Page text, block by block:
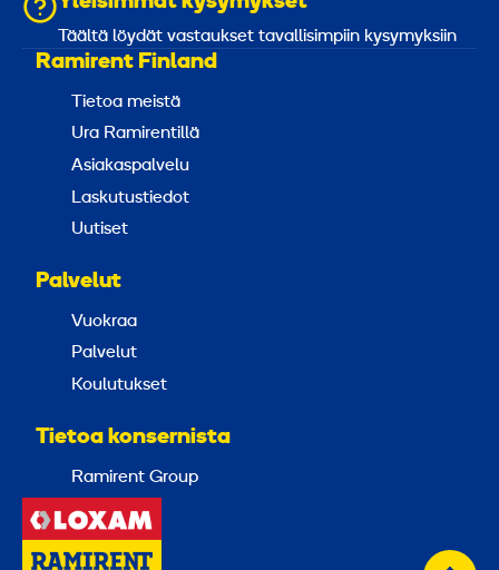
Täältä löydät vastaukset tavallisimpiin kysymyksiin
Ramirent Finland
Tietoa meistä
Ura Ramirentillä
Asiakaspalvelu
Laskutustiedot
Uutiset
Palvelut
Vuokraa
Palvelut
Koulutukset
Tietoa konsernista
Ramirent Group